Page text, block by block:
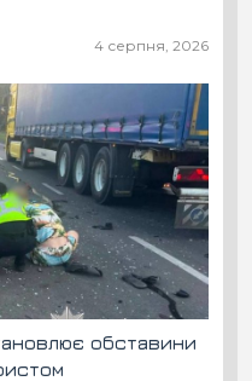
4 серпня, 2026
обставини